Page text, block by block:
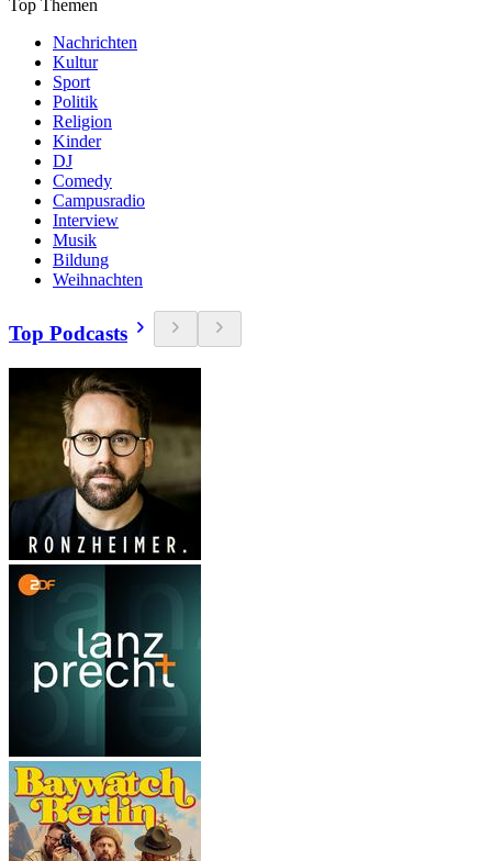
Top Themen
Nachrichten
Kultur
Sport
Politik
Religion
Kinder
DJ
Comedy
Campusradio
Interview
Musik
Bildung
Weihnachten
Top Podcasts